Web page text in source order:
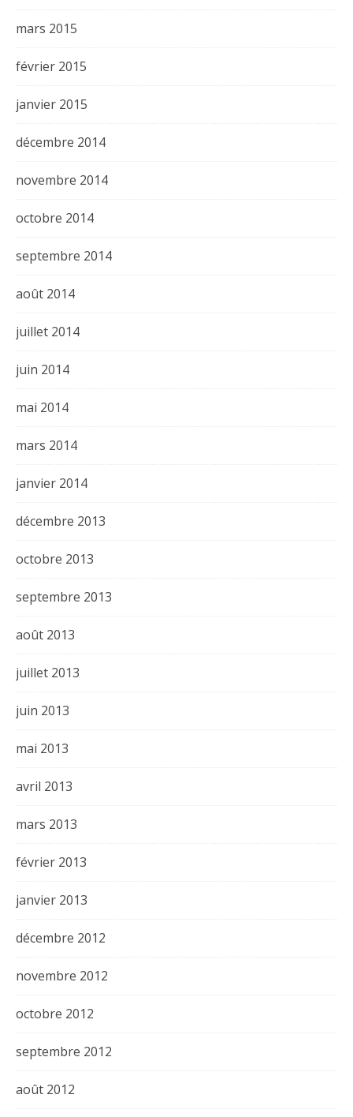
mars 2015
février 2015
janvier 2015
décembre 2014
novembre 2014
octobre 2014
septembre 2014
août 2014
juillet 2014
juin 2014
mai 2014
mars 2014
janvier 2014
décembre 2013
octobre 2013
septembre 2013
août 2013
juillet 2013
juin 2013
mai 2013
avril 2013
mars 2013
février 2013
janvier 2013
décembre 2012
novembre 2012
octobre 2012
septembre 2012
août 2012